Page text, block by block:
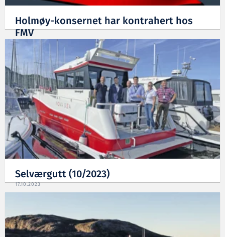
Holmøy-konsernet har kontrahert hos
FMV
02.04.2024
Selværgutt (10/2023)
17.10.2023